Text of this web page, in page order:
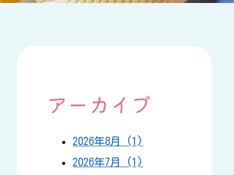
アーカイブ
2026年8月 (1)
2026年7月 (1)